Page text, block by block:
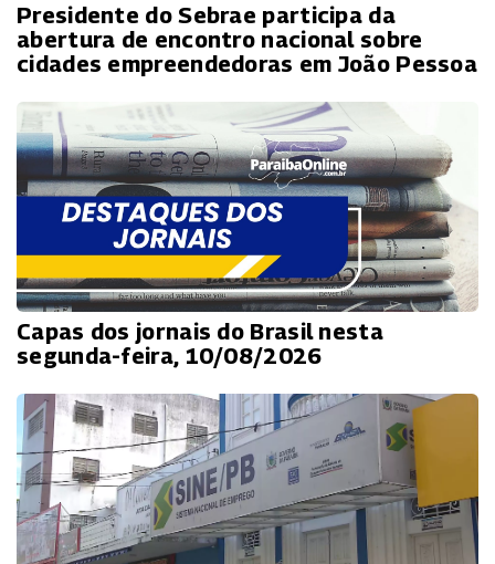
Presidente do Sebrae participa da
abertura de encontro nacional sobre
cidades empreendedoras em João Pessoa
Capas dos jornais do Brasil nesta
segunda-feira, 10/08/2026